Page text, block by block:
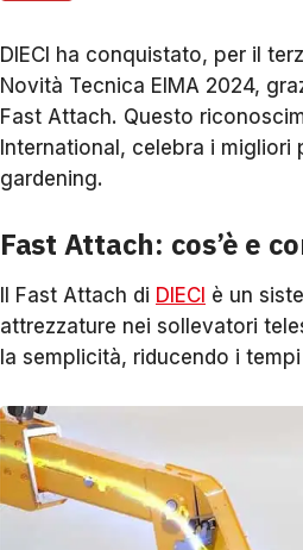
DIECI ha conquistato, per il
Novità Tecnica EIMA 2024,
Fast Attach. Questo
International, celebra i
gardening.
Fast Attach: cos’è e
Il Fast Attach di DIECI è un
attrezzature nei sollevatori
la semplicità, riducendo i